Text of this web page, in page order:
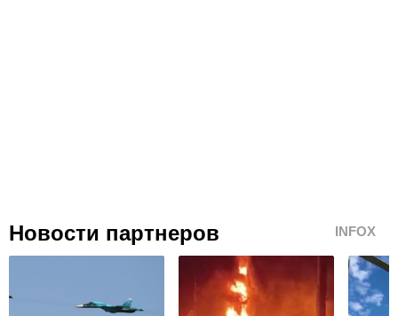
Новости партнеров INFOX